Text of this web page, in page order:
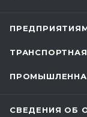
СВЕДЕНИЯ ОБ